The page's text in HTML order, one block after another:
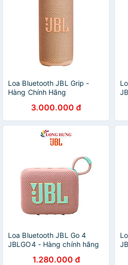
Loa Bluetooth JBL Grip -
Hàng Chính Hãng
3.000.000 đ
Loa Bluetooth JBL Go 4
JBLGO4 - Hàng chính hãng
1.280.000 đ